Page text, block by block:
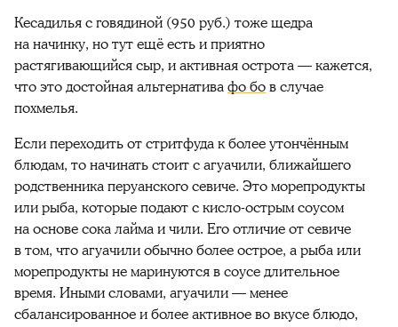
Кесадилья с говядиной (950 руб.) тоже щедра
на начинку, но тут ещёестьи приятно
растягивающийся сыр, и активная острота — кажется,
что это достойная альтернативафо бов случае
похмелья.
Если переходить от стритфуда к более утончённым
блюдам, то начинать стоит с агуачили, ближайшего
родственника перуанского севиче. Это морепродукты
или рыба, которые подают с кисло-острым соусом
на основе сока лайма и чили. Его отличие от севиче
в том, что агуачили обычно более острое, а рыба или
морепродукты не маринуются в соусе длительное
время. Иными словами, агуачили — менее
сбалансированное и более активное во вкусе блюдо,